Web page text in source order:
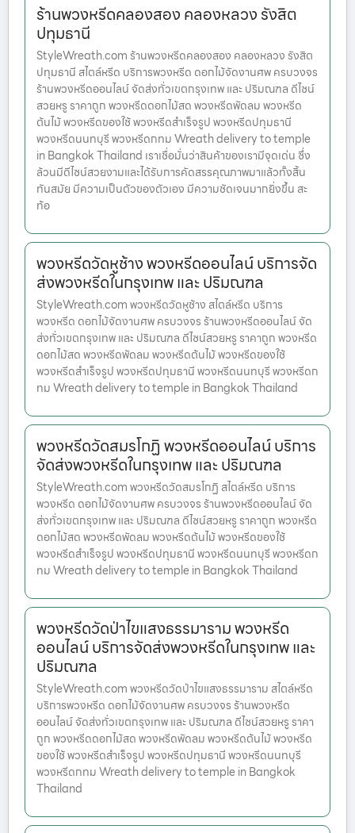
ร้านพวงหรีดคลองสอง คลองหลวง รังสิต
ปทุมธานี
StyleWreath.com ร้านพวงหรีดคลองสอง คลองหลวง รังสิต
ปทุมธานี สไตล์หรีด บริการพวงหรีด ดอกไม้จัดงานศพ ครบวงจร
ร้านพวงหรีดออนไลน์ จัดส่งทั่วเขตกรุงเทพ และ ปริมณฑล ดีไซน์
สวยหรู ราคาถูก พวงหรีดดอกไม้สด พวงหรีดพัดลม พวงหรีด
ต้นไม้ พวงหรีดของใช้ พวงหรีดสำเร็จรูป พวงหรีดปทุมธานี
พวงหรีดนนทบุรี พวงหรีดกทม Wreath delivery to temple
in Bangkok Thailand เราเชื่อมั่นว่าสินค้าของเรามีจุดเด่น ซึ่ง
ล้วนมีดีไซน์สวยงามและได้รับการคัดสรรคุณภาพมาแล้วทั้งสิ้น
ทันสมัย มีความเป็นตัวของตัวเอง มีความชัดเจนมากยิ่งขึ้น สะ
ท้อ
พวงหรีดวัดหูช้าง พวงหรีดออนไลน์ บริการจัด
ส่งพวงหรีดในกรุงเทพ และ ปริมณฑล
StyleWreath.com พวงหรีดวัดหูช้าง สไตล์หรีด บริการ
พวงหรีด ดอกไม้จัดงานศพ ครบวงจร ร้านพวงหรีดออนไลน์ จัด
ส่งทั่วเขตกรุงเทพ และ ปริมณฑล ดีไซน์สวยหรู ราคาถูก พวงหรีด
ดอกไม้สด พวงหรีดพัดลม พวงหรีดต้นไม้ พวงหรีดของใช้
พวงหรีดสำเร็จรูป พวงหรีดปทุมธานี พวงหรีดนนทบุรี พวงหรีดก
ทม Wreath delivery to temple in Bangkok Thailand
พวงหรีดวัดสมรโกฏิ พวงหรีดออนไลน์ บริการ
จัดส่งพวงหรีดในกรุงเทพ และ ปริมณฑล
StyleWreath.com พวงหรีดวัดสมรโกฏิ สไตล์หรีด บริการ
พวงหรีด ดอกไม้จัดงานศพ ครบวงจร ร้านพวงหรีดออนไลน์ จัด
ส่งทั่วเขตกรุงเทพ และ ปริมณฑล ดีไซน์สวยหรู ราคาถูก พวงหรีด
ดอกไม้สด พวงหรีดพัดลม พวงหรีดต้นไม้ พวงหรีดของใช้
พวงหรีดสำเร็จรูป พวงหรีดปทุมธานี พวงหรีดนนทบุรี พวงหรีดก
ทม Wreath delivery to temple in Bangkok Thailand
พวงหรีดวัดป่าไขแสงธรรมาราม พวงหรีด
ออนไลน์ บริการจัดส่งพวงหรีดในกรุงเทพ และ
ปริมณฑล
StyleWreath.com พวงหรีดวัดป่าไขแสงธรรมาราม สไตล์หรีด
บริการพวงหรีด ดอกไม้จัดงานศพ ครบวงจร ร้านพวงหรีด
ออนไลน์ จัดส่งทั่วเขตกรุงเทพ และ ปริมณฑล ดีไซน์สวยหรู ราคา
ถูก พวงหรีดดอกไม้สด พวงหรีดพัดลม พวงหรีดต้นไม้ พวงหรีด
ของใช้ พวงหรีดสำเร็จรูป พวงหรีดปทุมธานี พวงหรีดนนทบุรี
พวงหรีดกทม Wreath delivery to temple in Bangkok
Thailand